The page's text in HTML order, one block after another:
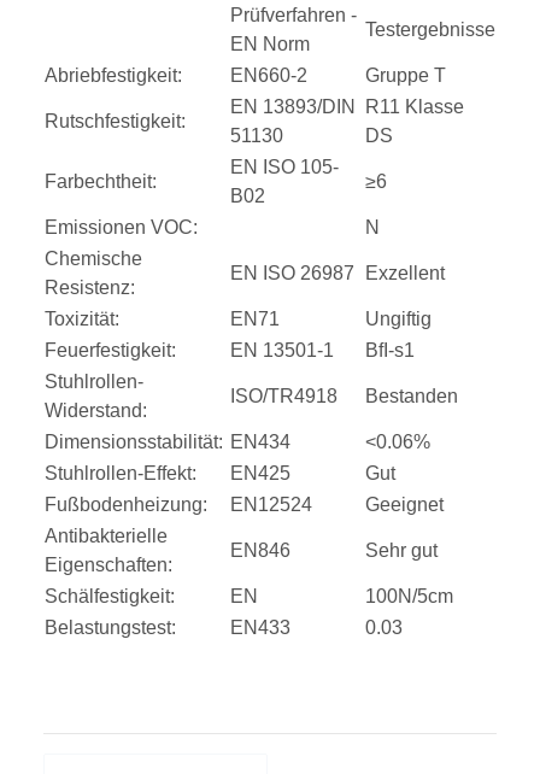
Prüfverfahren -
EN Norm
Testergebnisse
Abriebfestigkeit: EN660-2 Gruppe T
Rutschfestigkeit:
EN 13893/DIN
51130
R11 Klasse
DS
Farbechtheit:
EN ISO 105-
B02
≥6
Emissionen VOC:
N
Chemische
Resistenz:
EN ISO 26987 Exzellent
Toxizität: EN71
Ungiftig
Feuerfestigkeit:
EN 13501-1
BfI-s1
Stuhlrollen-
Widerstand:
ISO/TR4918 Bestanden
Dimensionsstabilität: EN434
<0.06%
Stuhlrollen-Effekt:
EN425
Gut
Fußbodenheizung:
EN12524
Geeignet
Antibakterielle
Eigenschaften:
EN846 Sehr gut
Schälfestigkeit: EN
100N/5cm
Belastungstest:
EN433 0.03